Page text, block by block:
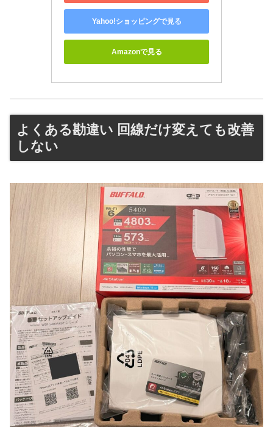
Yahoo!ショッピングで見る
Amazonで見る
よくある勘違い 回線だけ変えても改善
しない